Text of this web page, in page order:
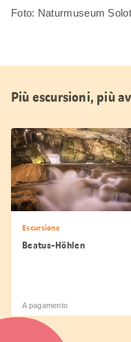
Foto: Naturmuseum
Più escursioni, più
Escursione
Beatus-Höhlen
A pagamento